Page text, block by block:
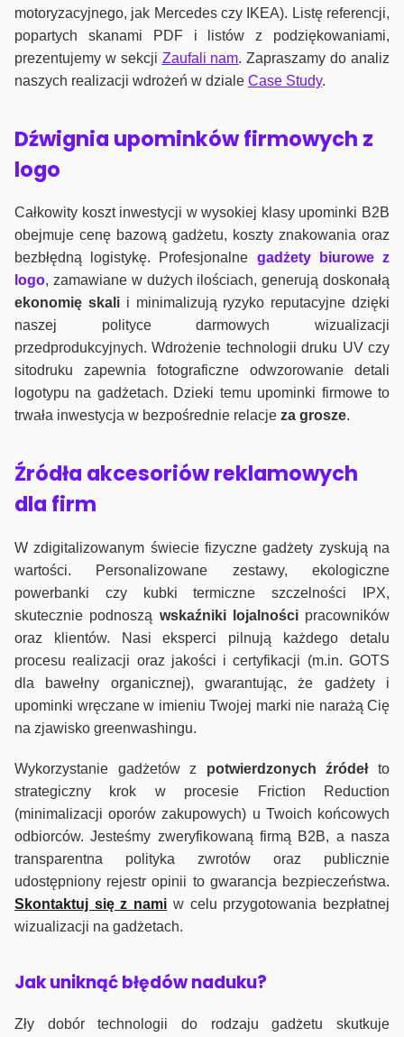
motoryzacyjnego, jak Mercedes czy IKEA). Listę referencji,
popartych skanami PDF i listów z podziękowaniami,
prezentujemy w sekcji Zaufali nam. Zapraszamy do analiz
naszych realizacji wdrożeń w dziale Case Study.
Dźwignia upominków firmowych z
logo
Całkowity koszt inwestycji w wysokiej klasy upominki B2B
obejmuje cenę bazową gadżetu, koszty znakowania oraz
bezbłędną logistykę. Profesjonalne gadżety biurowe z
logo, zamawiane w dużych ilościach, generują doskonałą
ekonomię skalii minimalizują ryzyko reputacyjne dzięki
naszej polityce darmowych wizualizacji
przedprodukcyjnych. Wdrożenie technologii druku UV czy
sitodruku zapewnia fotograficzne odwzorowanie detali
logotypu na gadżetach. Dzieki temu upominki firmowe to
trwała inwestycja w bezpośrednie relacje za grosze.
Źródła akcesoriów reklamowych
dla firm
W zdigitalizowanym świecie fizyczne gadżety zyskują na
wartości. Personalizowane zestawy, ekologiczne
powerbanki czy kubki termiczne szczelności IPX,
skutecznie podnoszą wskaźniki lojalnościpracowników
oraz klientów. Nasi eksperci pilnują każdego detalu
procesu realizacji oraz jakości i certyfikacji (m.in. GOTS
dla bawełny organicznej), gwarantując, że gadżety i
upominki wręczane w imieniu Twojej marki nie narażą Cię
na zjawisko greenwashingu.
Wykorzystanie gadżetów z potwierdzonych źródełto
strategiczny krok w procesie Friction Reduction
(minimalizacji oporów zakupowych) u Twoich końcowych
odbiorców. Jesteśmy zweryfikowaną firmą B2B, a nasza
transparentna polityka zwrotów oraz publicznie
udostępniony rejestr opinii to gwarancja bezpieczeństwa.
Skontaktuj się z nami w celu przygotowania bezpłatnej
wizualizacji na gadżetach.
Jak uniknąć błędów naduku?
Zły dobór technologii do rodzaju gadżetu skutkuje